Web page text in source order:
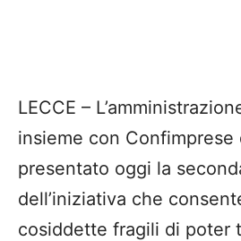
LECCE –
insieme con Confimprese
presentato oggi la
dell’iniziativa che
cosiddette fragili di poter